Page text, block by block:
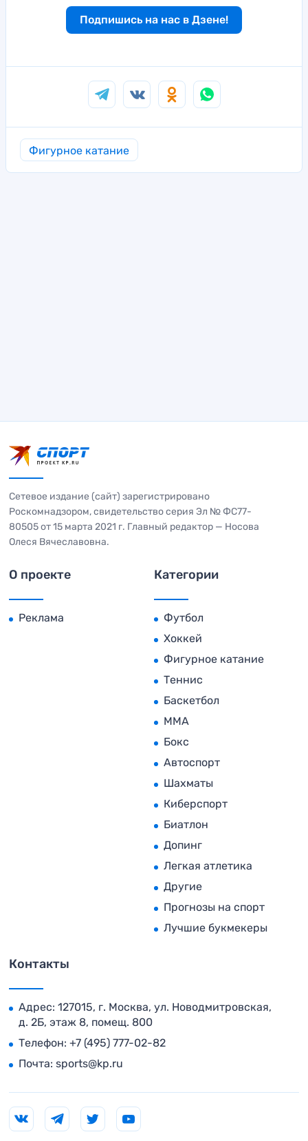
Подпишись на нас в Дзене!
Фигурное катание
Сетевое издание (сайт) зарегистрировано
Роскомнадзором, свидетельство серия Эл № ФС77-
80505 от 15 марта 2021 г. Главный редактор — Носова
Олеся Вячеславовна.
О проекте
Реклама
Категории
Футбол
Хоккей
Фигурное катание
Теннис
Баскетбол
MMA
Бокс
Автоспорт
Шахматы
Киберспорт
Биатлон
Допинг
Легкая атлетика
Другие
Прогнозы на спорт
Лучшие букмекеры
Контакты
Адрес: 127015, г. Москва, ул. Новодмитровская,
д. 2Б, этаж 8, помещ. 800
Телефон: +7 (495) 777-02-82
Почта: sports@kp.ru